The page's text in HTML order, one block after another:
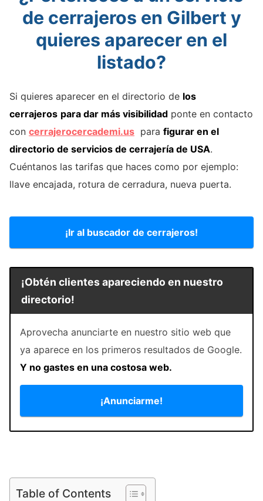
de cerrajeros en Gilbert y
quieres aparecer en el
listado?
Si quieres aparecer en el directorio de los
cerrajeros para dar más visibilidad ponte en contacto
con cerrajerocercademi.us para figurar en el
directorio de servicios de cerrajería de USA.
Cuéntanos las tarifas que haces como por ejemplo:
llave encajada, rotura de cerradura, nueva puerta.
¡Ir al buscador de cerrajeros!
¡Obtén clientes apareciendo en nuestro
directorio!
Aprovecha anunciarte en nuestro sitio web que
ya aparece en los primeros resultados de Google.
Y no gastes en una costosa web.
¡Anunciarme!
Table of Contents